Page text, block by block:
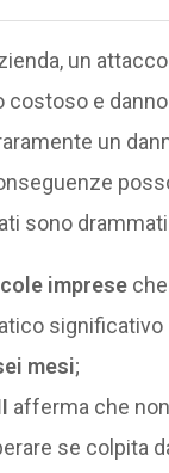
un
costoso e
un
sono
imprese
significativo
mesi;
afferma che
se colpita